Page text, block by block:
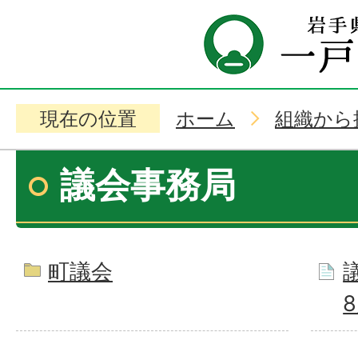
現在の位置 ホーム 組織か
議会事務局
町議会